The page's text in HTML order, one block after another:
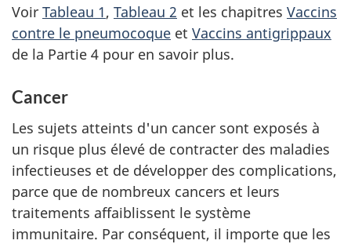
Voir Tableau 1, Tableau 2 et les chapitres Vaccins
contre le pneumocoque et Vaccins antigrippaux
de la Partie 4 pour en savoir plus.
Cancer
Les sujets atteints d'un cancer sont exposés à
un risque plus élevé de contracter des maladies
infectieuses et de développer des complications,
parce que de nombreux cancers et leurs
traitements affaiblissent le système
immunitaire. Par conséquent, il importe que les